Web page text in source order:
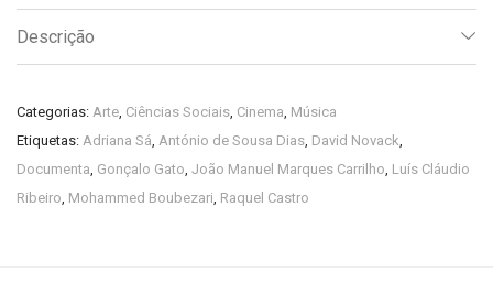
Descrição
Categorias: Arte, Ciências Sociais, Cinema, Música
Etiquetas: Adriana Sá, António de Sousa Dias, David Novack,
Documenta, Gonçalo Gato, João Manuel Marques Carrilho, Luís Cláudio
Ribeiro, Mohammed Boubezari, Raquel Castro